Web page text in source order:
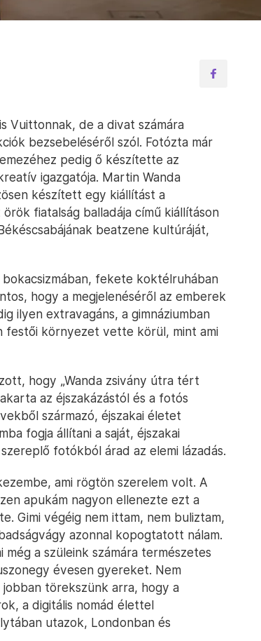
Vuittonnak, de a divat számára
bezsebeléséről szól. Fotózta már
pedig ő készítette az
igazgatója. Martin Wanda
készített egy kiállítást a
fiatalság balladája című kiállításon
beatzene kultúráját,
fekete koktélruhában
hogy a megjelenéséről az emberek
ilyen extravagáns, a gimnáziumban
festői környezet vette körül, mint ami
hogy „Wanda zsivány útra tért
az éjszakázástól és a fotós
származó, éjszakai életet
fogja állítani a saját, éjszakai
fotókból árad az elemi lázadás.
ami rögtön szerelem volt. A
apukám nagyon ellenezte ezt a
Gimi végéig nem ittam, nem buliztam,
azonnal kopogtatott nálam.
a szüleink számára természetes
évesen gyereket. Nem
törekszünk arra, hogy a
a digitális nomád élettel
utazok, Londonban és